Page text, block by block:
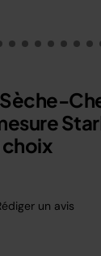
un avis